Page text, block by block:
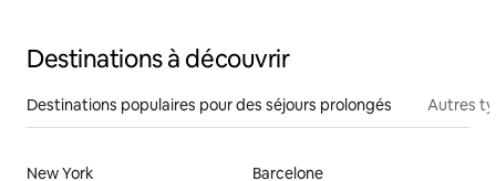
Destinations à découvrir
Destinations populaires pour des séjours prolongés Autres
New York
Barcelone